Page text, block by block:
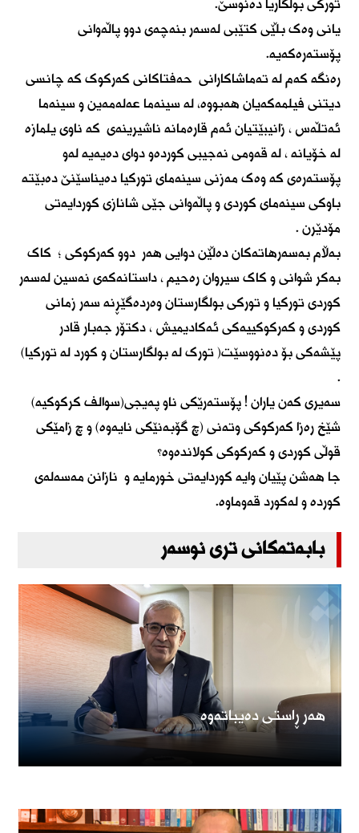
یانی وەک بڵێی کتێبی لەسەر بنەچەی دوو پاڵەوانی
پۆستەرەکەیە.
رەنگە کەم لە تەماشاکارانی حەفتاکانی کەرکوک کە چانسی
دیتنی فیلمەکەیان هەبووە، لە سینەما عەلەمەین و سینەما
ئەتڵەس ، زانیبێتیان ئەم قارەمانە ناشیرینەی کە ناوی یلمازە
لە خۆیانە ، لە قەومی نەجیبی کوردەو دوای دەیەیە لەو
پۆستەرەی کە وەک مەزنی سینەمای تورکیا دەیناسێنێ دەبێتە
باوکی سینەمای کوردی و پاڵەوانی جێی شانازی کوردایەتی
مۆدێرن .
بەڵام بەسەرهاتەکان دەڵێن دوایی هەر دوو کەرکوکی ؛ کاک
بەکر شوانی و کاک سیروان رەحیم ، داستانەکەی نەسین لەسەر
کوردی تورکیا و تورکی بولگارستان وەردەگێڕنە سەر زمانی
کوردی و کەرکوکییەکی ئەکادیمیش ، دکتۆر جەبار قادر
پێشەکی بۆ دەنووسێت( تورک لە بولگارستان و کورد لە تورکیا)
.
سەیری کەن یاران ! پۆستەرێکی ناو پەیجی(سوالف کرکوکیە)
شێخ رەزا کەرکوکی وتەنی (چ گۆبەنێکی نایەوە) و چ زامێکی
قوڵی کوردی و کەرکوکی کولاندەوە؟
جا هەشن پێیان وایە کوردایەتی خورمایە و نازانن مەسەلەی
کوردە و لەکورد قەوماوە.
بابەتەکانی تری نوسەر
هەر ڕاستی دەیباتەوە